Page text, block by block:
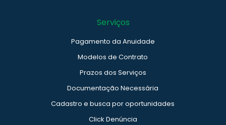
Serviços
Pagamento da Anuidade
Modelos de Contrato
Prazos dos Serviços
Documentação Necessária
Cadastro e busca por oportunidades
Click Denúncia